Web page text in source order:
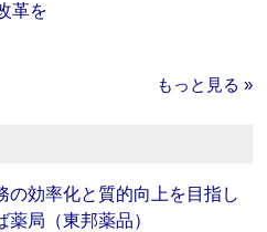
革を
もっと見る »
の効率化と質的向上を目指し
薬局（東邦薬品）